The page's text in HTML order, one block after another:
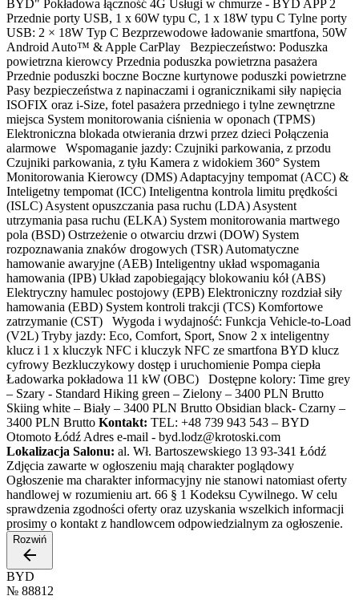
BYD" Pokładowa łączność 4G Usługi w chmurze - BYD APP 2
Przednie porty USB, 1 x 60W typu C, 1 x 18W typu C Tylne porty
USB: 2 × 18W Typ C Bezprzewodowe ładowanie smartfona, 50W
Android Auto™ & Apple CarPlay Bezpieczeństwo: Poduszka
powietrzna kierowcy Przednia poduszka powietrzna pasażera
Przednie poduszki boczne Boczne kurtynowe poduszki powietrzne
Pasy bezpieczeństwa z napinaczami i ogranicznikami siły napięcia
ISOFIX oraz i-Size, fotel pasażera przedniego i tylne zewnętrzne
miejsca System monitorowania ciśnienia w oponach (TPMS)
Elektroniczna blokada otwierania drzwi przez dzieci Połączenia
alarmowe Wspomaganie jazdy: Czujniki parkowania, z przodu
Czujniki parkowania, z tyłu Kamera z widokiem 360° System
Monitorowania Kierowcy (DMS) Adaptacyjny tempomat (ACC) &
Inteligetny tempomat (ICC) Inteligentna kontrola limitu prędkości
(ISLC) Asystent opuszczania pasa ruchu (LDA) Asystent
utrzymania pasa ruchu (ELKA) System monitorowania martwego
pola (BSD) Ostrzeżenie o otwarciu drzwi (DOW) System
rozpoznawania znaków drogowych (TSR) Automatyczne
hamowanie awaryjne (AEB) Inteligentny układ wspomagania
hamowania (IPB) Układ zapobiegający blokowaniu kół (ABS)
Elektryczny hamulec postojowy (EPB) Elektroniczny rozdział siły
hamowania (EBD) System kontroli trakcji (TCS) Komfortowe
zatrzymanie (CST) Wygoda i wydajność: Funkcja Vehicle-to-Load
(V2L) Tryby jazdy: Eco, Comfort, Sport, Snow 2 x inteligentny
klucz i 1 x kluczyk NFC i kluczyk NFC ze smartfona BYD klucz
cyfrowy Bezkluczykowy dostęp i uruchomienie Pompa ciepła
Ładowarka pokładowa 11 kW (OBC) Dostępne kolory: Time grey
– Szary - Standard Hiking green – Zielony – 3400 PLN Brutto
Skiing white – Biały – 3400 PLN Brutto Obsidian black- Czarny –
3400 PLN Brutto Kontakt: TEL: +48 739 943 543 – BYD
Otomoto Łódź Adres e-mail - byd.lodz@krotoski.com
Lokalizacja Salonu: al. Wł. Bartoszewskiego 13 93-341 Łódź
Zdjęcia zawarte w ogłoszeniu mają charakter poglądowy
Ogłoszenie ma charakter informacyjny nie stanowi natomiast oferty
handlowej w rozumieniu art. 66 § 1 Kodeksu Cywilnego. W celu
sprawdzenia zgodności oferty oraz uzyskania wszelkich informacji
prosimy o kontakt z handlowcem odpowiedzialnym za ogłoszenie.
Rozwiń
BYD
№ 88812